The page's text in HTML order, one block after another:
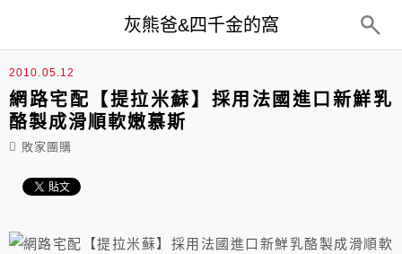
灰熊爸&四千金的窩
2010.05.12
網路宅配【提拉米蘇】採用法國進口新鮮乳
酪製成滑順軟嫩慕斯
敗家團購